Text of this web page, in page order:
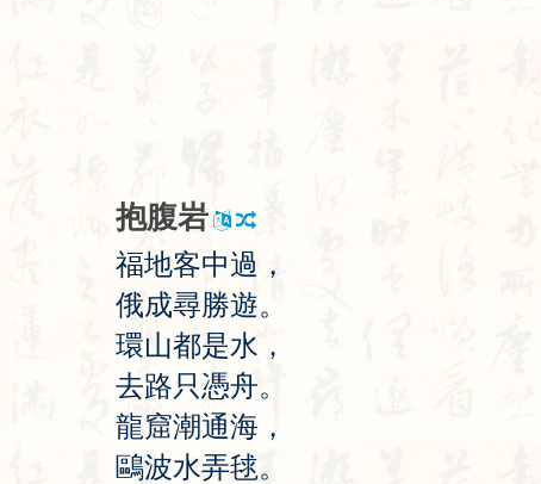
抱腹岩
福地客中過 ，
俄成尋勝遊。
環山都是水 ，
去路只憑舟。
龍窟潮通海 ，
鷗波水弄毬。